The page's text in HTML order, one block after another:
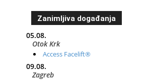
Zanimljiva događanja
05.08.
Otok Krk
Access Facelift®
09.08.
Zagreb